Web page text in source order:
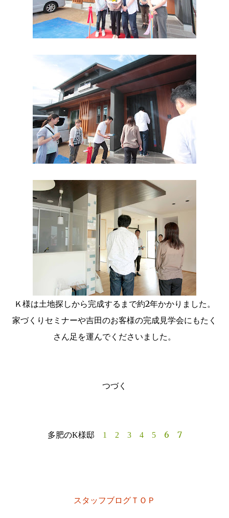
Ｋ様は土地探しから完成するまで約2年かかりました。
家づくりセミナーや吉田のお客様の完成見学会にもたく
さん足を運んでくださいました。
つづく
多肥のK様邸 1 2 3 4 5 6 7
スタッフブログＴＯＰ